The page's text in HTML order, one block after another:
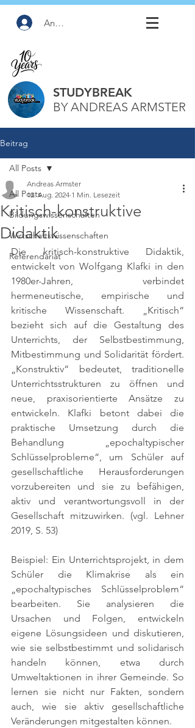
Anmelden
STUDYBREAK
BY ANDREAS ARMSTER
Beitrag
All Posts
Bildungswissenschaften
Wirtschaftswissenschaften
Referendariat
All Posts
Kritisch-konstruktive
Didaktik
Andreas Armster
12. Aug. 2024 1 Min. Lesezeit
Die kritisch-konstruktive Didaktik,
entwickelt von Wolfgang Klafki in den
1980er-Jahren, verbindet
hermeneutische, empirische und
kritische Wissenschaft. „Kritisch“
bezieht sich auf die Gestaltung des
Unterrichts, der Selbstbestimmung,
Mitbestimmung und Solidarität fördert.
„Konstruktiv“ bedeutet, traditionelle
Unterrichtsstrukturen zu öffnen und
neue, praxisorientierte Ansätze zu
entwickeln. Klafki betont dabei die
praktische Umsetzung durch die
Behandlung „epochaltypischer
Schlüsselprobleme“, um Schüler auf
gesellschaftliche Herausforderungen
vorzubereiten und sie zu befähigen,
aktiv und verantwortungsvoll in der
Gesellschaft mitzuwirken. (vgl. Lehner
2019, S. 53)
Beispiel: Ein Unterrichtsprojekt, in dem
Schüler die Klimakrise als ein
„epochaltypisches Schlüsselproblem“
bearbeiten. Sie analysieren die
Ursachen und Folgen, entwickeln
eigene Lösungsideen und diskutieren,
wie sie selbstbestimmt und solidarisch
handeln können, etwa durch
Umweltaktionen in ihrer Gemeinde. So
lernen sie nicht nur Fakten, sondern
auch, wie sie aktiv gesellschaftliche
Veränderungen mitgestalten können.